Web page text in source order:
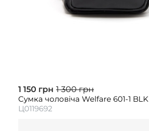
1 150 грн 1 300 грн
Сумка чоловіча Welfare 601-1 BLK
Ц0119692